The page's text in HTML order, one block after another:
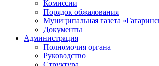
Комиссии
Порядок обжалования
Муниципальная газета
Документы
Администрация
Полномочия органа
Руководство